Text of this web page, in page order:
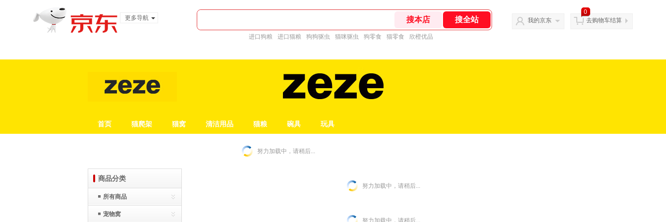
更多导航
进口狗粮 进口猫粮 狗狗驱虫 猫咪驱虫 狗零食 猫零食 欣橙优品
我的京东
0
去购物车结算
首页 猫爬架 猫窝 清洁用品 猫粮 碗具 玩具
努力加载中，请稍后...
商品分类
所有商品
宠物窝
努力加载中，请稍后...
努力加载中，请稍后...